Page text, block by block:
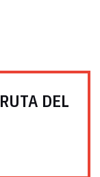
DEL